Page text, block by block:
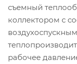
съемный
коллектором с
рабочее